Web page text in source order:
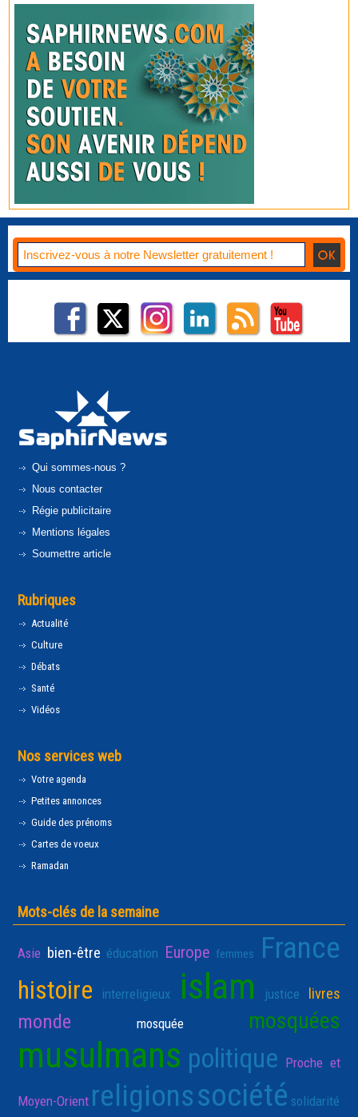
Qui sommes-nous ?
Nous contacter
Régie publicitaire
Mentions légales
Soumettre article
Rubriques
Actualité
Culture
Débats
Santé
Vidéos
Nos services web
Votre agenda
Petites annonces
Guide des prénoms
Cartes de voeux
Ramadan
Mots-clés de la semaine
Asie bien-être éducation Europe femmes France
histoire interreligieux islam justice livres
monde mosquée mosquées
musulmans politique Proche et
Moyen-Orient religionssociété solidarité